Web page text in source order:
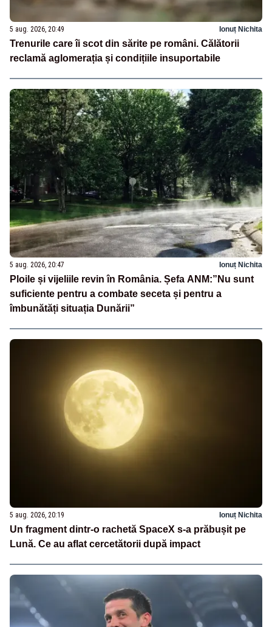
5 aug. 2026, 20:49 Ionuț Nichita
Trenurile care îi scot din sărite pe români. Călătorii
reclamă aglomerația și condițiile insuportabile
5 aug. 2026, 20:47 Ionuț Nichita
Ploile și vijeliile revin în România. Șefa ANM:”Nu sunt
suficiente pentru a combate seceta și pentru a
îmbunătăți situația Dunării”
5 aug. 2026, 20:19 Ionuț Nichita
Un fragment dintr-o rachetă SpaceX s-a prăbușit pe
Lună. Ce au aflat cercetătorii după impact